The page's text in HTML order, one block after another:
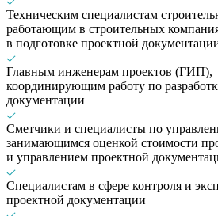
Техническим специалистам
работающим в строительных
в подготовке проектной
Главным инженерам проектов (ГИП),
координирующим работу по
документации
Сметчики и специалисты по
занимающимся оценкой стоимости
и управлением проектной
Специалистам в сфере контроля и
проектной документации